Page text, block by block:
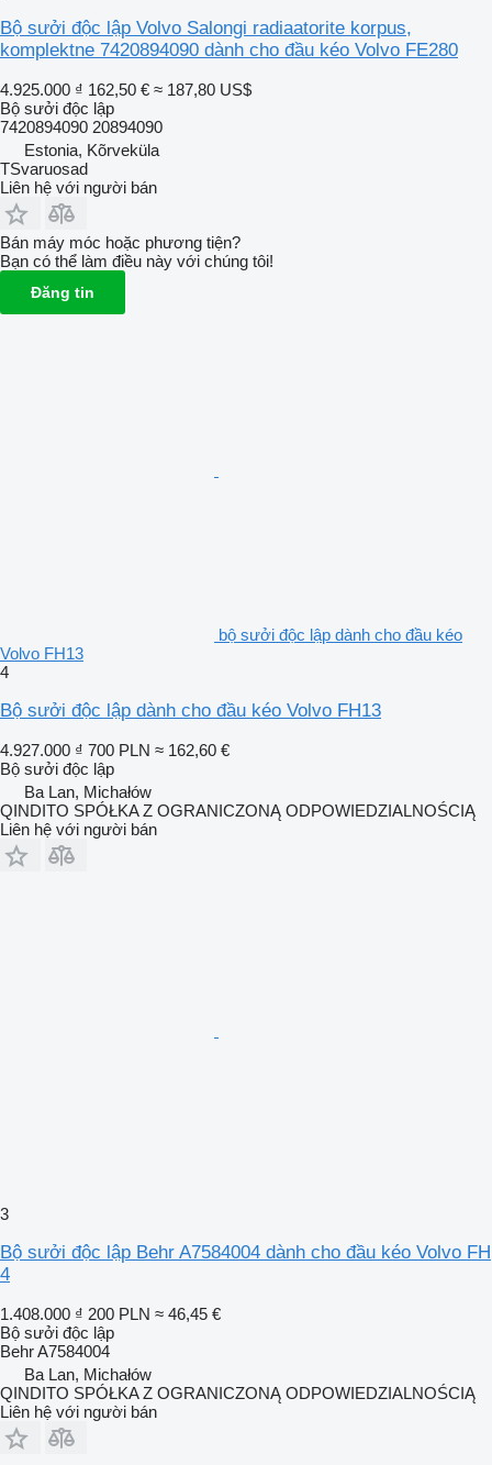
Bộ sưởi độc lập Volvo Salongi radiaatorite korpus,
komplektne 7420894090 dành cho đầu kéo Volvo FE280
4.925.000 ₫ 162,50 € ≈ 187,80 US$
Bộ sưởi độc lập
7420894090 20894090
Estonia, Kõrveküla
TSvaruosad
Liên hệ với người bán
Bán máy móc hoặc phương tiện?
Bạn có thể làm điều này với chúng tôi!
Đăng tin
bộ sưởi độc lập dành cho đầu kéo
Volvo FH13
4
Bộ sưởi độc lập dành cho đầu kéo Volvo FH13
4.927.000 ₫ 700 PLN ≈ 162,60 €
Bộ sưởi độc lập
Ba Lan, Michałów
QINDITO SPÓŁKA Z OGRANICZONĄ ODPOWIEDZIALNOŚCIĄ
Liên hệ với người bán
3
Bộ sưởi độc lập Behr A7584004 dành cho đầu kéo Volvo FH
4
1.408.000 ₫ 200 PLN ≈ 46,45 €
Bộ sưởi độc lập
Behr A7584004
Ba Lan, Michałów
QINDITO SPÓŁKA Z OGRANICZONĄ ODPOWIEDZIALNOŚCIĄ
Liên hệ với người bán